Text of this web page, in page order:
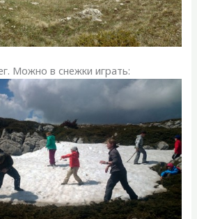
Можно в снежки играть: